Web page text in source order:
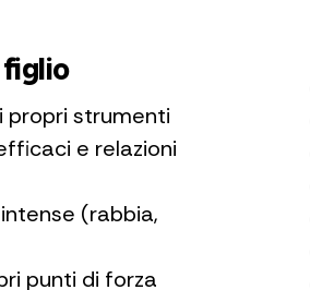
propri strumenti
e relazioni
(rabbia,
punti di forza